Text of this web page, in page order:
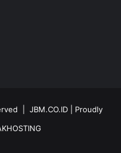
| JBM.CO.ID | Proudly